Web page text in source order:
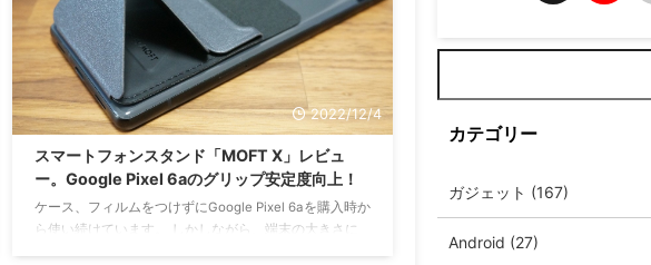
を教えていただいたり、粗品をいただきました。 午前
中にネット注文したものの、当 ...
2022/12/4
スマートフォンスタンド「MOFT X」レビュ
ー。Google Pixel 6aのグリップ安定度向上！
ケース、フィルムをつけずにGoogle Pixel 6aを購入時か
ら使い続けています。 しかしながら、端末の大きさに
カテゴリー
ガジェット (167)
Android (27)